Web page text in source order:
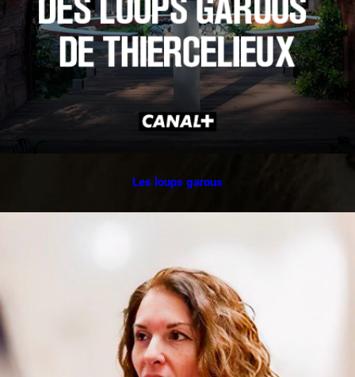
Les loups garous